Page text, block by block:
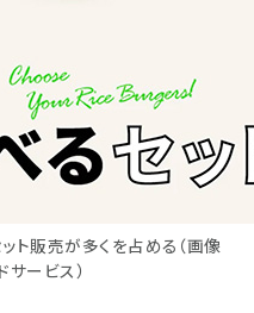
ット販売が多くを占める（画像
サービス）